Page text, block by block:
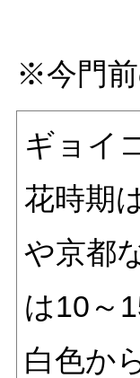
※今門
ギョイ
花時期
や京都
は10～
白色か